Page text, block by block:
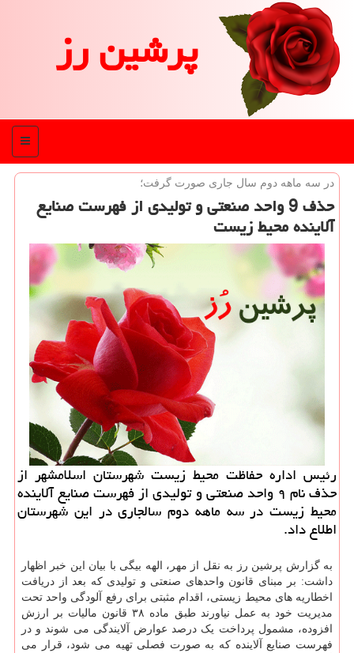
پرشین رز
منو
در سه ماهه دوم سال جاری صورت گرفت؛
حذف 9 واحد صنعتی و تولیدی از فهرست صنایع
آلاینده محیط زیست
رئیس اداره حفاظت محیط زیست شهرستان اسلامشهر از
حذف نام ۹ واحد صنعتی و تولیدی از فهرست صنایع آلاینده
محیط زیست در سه ماهه دوم سالجاری در این شهرستان
اطلاع داد.
به گزارش پرشین رز به نقل از مهر، الهه بیگی با بیان این خبر اظهار
داشت: بر مبنای قانون واحدهای صنعتی و تولیدی که بعد از دریافت
اخطاریه های محیط زیستی، اقدام مثبتی برای رفع آلودگی واحد تحت
مدیریت خود به عمل نیاورند طبق ماده ۳۸ قانون مالیات بر ارزش
افزوده، مشمول پرداخت یک درصد عوارض آلایندگی می شوند و در
فهرست صنایع آلاینده که به صورت فصلی تهیه می شود، قرار می